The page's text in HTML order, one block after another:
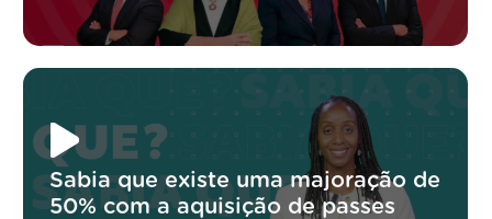
Sabia que existe uma majoração de
50% com a aquisição de passes